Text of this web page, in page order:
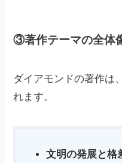
③著作テーマの全体
ダイアモンドの著作は
れます。
文明の発展と格